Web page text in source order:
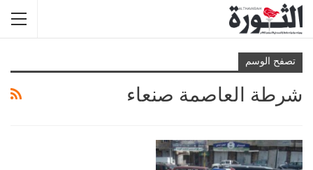
تصفح الوسم
شرطة العاصمة صنعاء